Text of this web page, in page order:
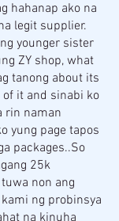
hahanap ako na
legit supplier.
younger sister
ZY shop, what
tanong about its
it and sinabi ko
rin naman
yung page tapos
packages..So
25k
non ang
ng probinsya